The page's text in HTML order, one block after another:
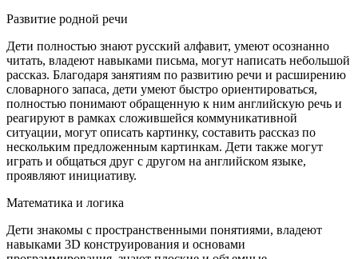
Развитие родной речи
Дети полностью знают русский алфавит, умеют осознанно
читать, владеют навыками письма, могут написать небольшой
рассказ. Благодаря занятиям по развитию речи и расширению
словарного запаса, дети умеют быстро ориентироваться,
полностью понимают обращенную к ним английскую речь и
реагируют в рамках сложившейся коммуникативной
ситуации, могут описать картинку, составить рассказ по
нескольким предложенным картинкам. Дети также могут
играть и общаться друг с другом на английском языке,
проявляют инициативу.
Математика и логика
Дети знакомы с пространственными понятиями, владеют
навыками 3D конструирования и основами